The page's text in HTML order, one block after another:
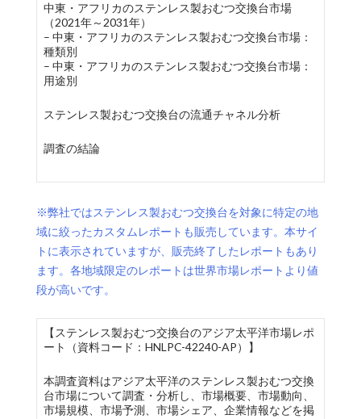
中東・アフリカのステンレス製おむつ交換台市場
（2021年～2031年）
– 中東・アフリカのステンレス製おむつ交換台市場：
種類別
– 中東・アフリカのステンレス製おむつ交換台市場：
用途別
ステンレス製おむつ交換台の流通チャネル分析
調査の結論
※弊社ではステンレス製おむつ交換台を対象に特定の地
域に絞ったカスタムレポートも販売しています。本サイ
トに表示されていますが、販売終了したレポートもあり
ます。各地域限定のレポートは世界市場レポートより値
段が高いです。
【ステンレス製おむつ交換台のアジア太平洋市場レポ
ート（資料コード：HNLPC-42240-AP）】
本調査資料はアジア太平洋のステンレス製おむつ交換
台市場について調査・分析し、市場概要、市場動向、
市場規模、市場予測、市場シェア、企業情報などを掲